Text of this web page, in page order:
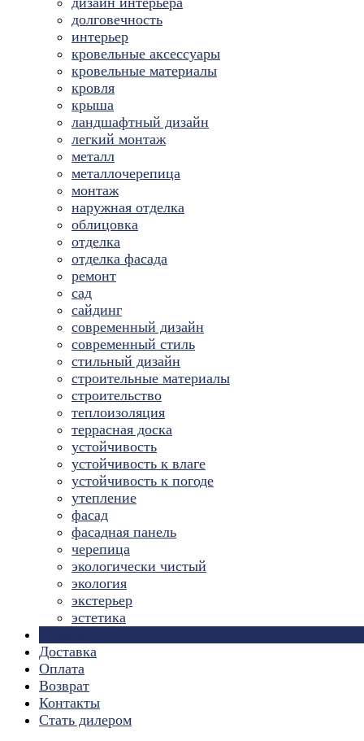
долговечность
интерьер
кровельные аксессуары
кровельные материалы
кровля
крыша
ландшафтный дизайн
легкий монтаж
металл
металлочерепица
монтаж
наружная отделка
облицовка
отделка
отделка фасада
ремонт
сад
сайдинг
современный дизайн
современный стиль
стильный дизайн
строительные материалы
строительство
теплоизоляция
террасная доска
устойчивость
устойчивость к влаге
устойчивость к погоде
утепление
фасад
фасадная панель
черепица
экологически чистый
экология
экстерьер
эстетика
Доставка
Оплата
Возврат
Контакты
Стать дилером